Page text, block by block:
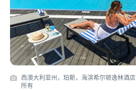
西澳大利亚州，珀斯，海滨希尔顿逸林酒店
所有